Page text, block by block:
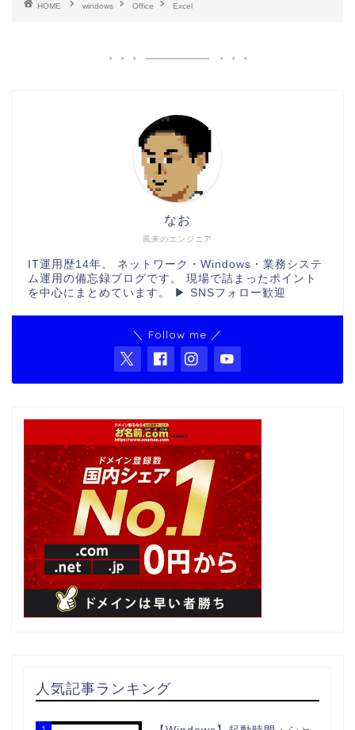
HOME windows Office Excel
風来のエンジニア
なお
IT運用歴14年。 ネットワーク・Windows・業務システ
ム運用の備忘録ブログです。 現場で詰まったポイント
を中心にまとめています。 ▶ SNSフォロー歓迎
＼ Follow me ／
人気記事ランキング